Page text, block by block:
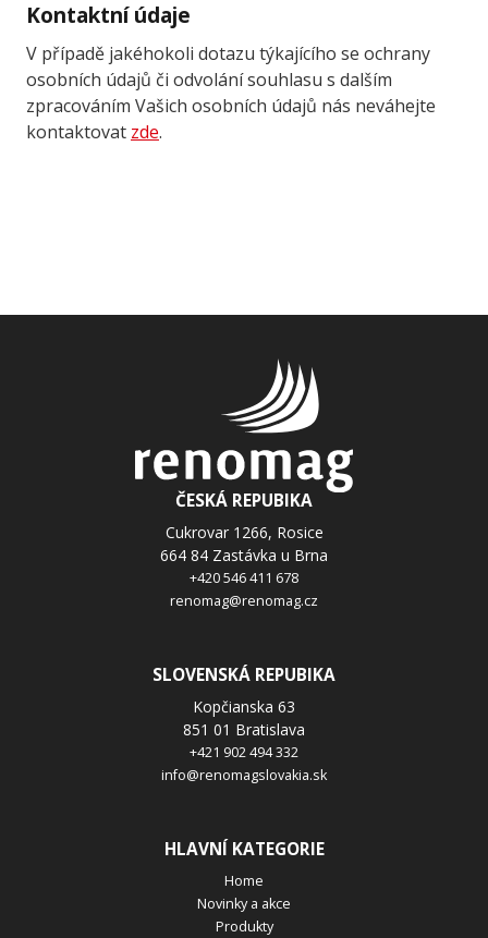
Kontaktní údaje
V případě jakéhokoli dotazu týkajícího se ochrany
osobních údajů či odvolání souhlasu s dalším
zpracováním Vašich osobních údajů nás neváhejte
kontaktovat zde.
ČESKÁ REPUBIKA
Cukrovar 1266, Rosice
664 84 Zastávka u Brna
+420 546 411 678
renomag@renomag.cz
SLOVENSKÁ REPUBIKA
Kopčianska 63
851 01 Bratislava
+421 902 494 332
info@renomagslovakia.sk
HLAVNÍ KATEGORIE
Home
Novinky a akce
Produkty